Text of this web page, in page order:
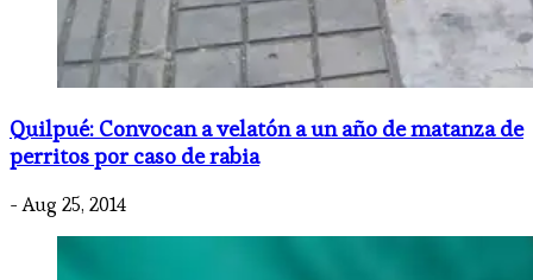
Quilpué: Convocan a velatón a un año de matanza de
perritos por caso de rabia
- Aug 25, 2014